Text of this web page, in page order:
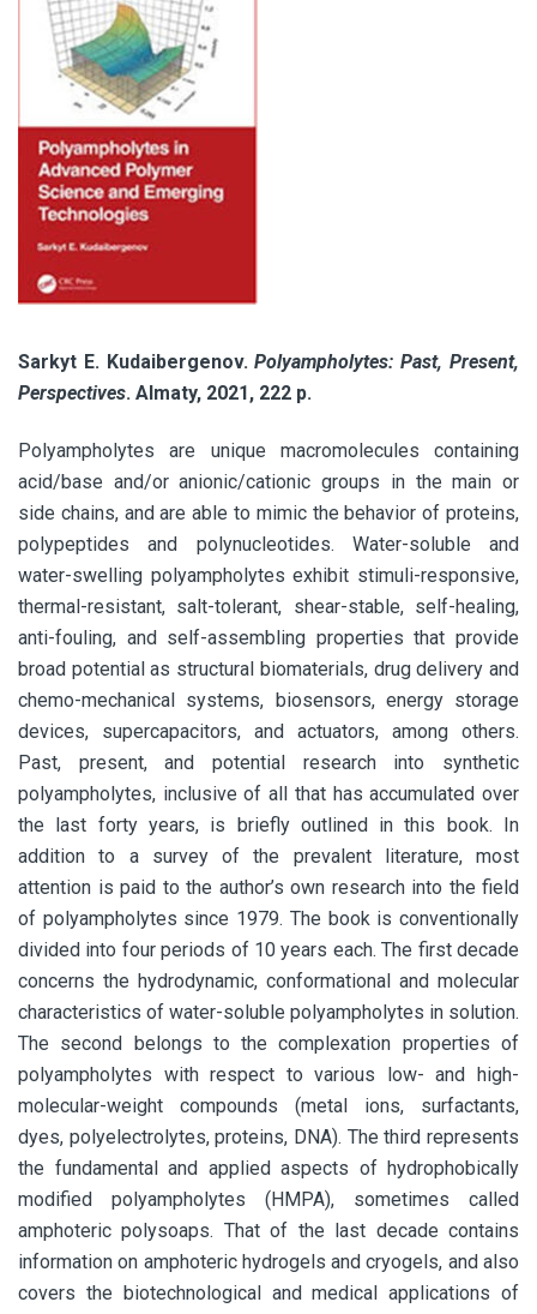
Sarkyt E. Kudaibergenov.Polyampholytes: Past, Present,
Perspectives. Almaty, 2021, 222 p.
Polyampholytes are unique macromolecules containing
acid/base and/or anionic/cationic groups in the main or
side chains, and are able to mimic the behavior of proteins,
polypeptides and polynucleotides. Water-soluble and
water-swelling polyampholytes exhibit stimuli-responsive,
thermal-resistant, salt-tolerant, shear-stable, self-healing,
anti-fouling, and self-assembling properties that provide
broad potential as structural biomaterials, drug delivery and
chemo-mechanical systems, biosensors, energy storage
devices, supercapacitors, and actuators, among others.
Past, present, and potential research into synthetic
polyampholytes, inclusive of all that has accumulated over
the last forty years, is briefly outlined in this book. In
addition to a survey of the prevalent literature, most
attention is paid to the author’s own research into the field
of polyampholytes since 1979. The book is conventionally
divided into four periods of 10 years each. The first decade
concerns the hydrodynamic, conformational and molecular
characteristics of water-soluble polyampholytes in solution.
The second belongs to the complexation properties of
polyampholytes with respect to various low- and high-
molecular-weight compounds (metal ions, surfactants,
dyes, polyelectrolytes, proteins, DNA). The third represents
the fundamental and applied aspects of hydrophobically
modified polyampholytes (HMPA), sometimes called
amphoteric polysoaps. That of the last decade contains
information on amphoteric hydrogels and cryogels, and also
covers the biotechnological and medical applications of